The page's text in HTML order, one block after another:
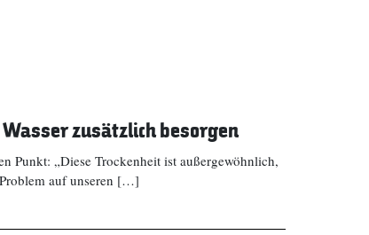
zusätzlich besorgen
Punkt: „Diese Trockenheit ist außergewöhnlich,
auf unseren […]